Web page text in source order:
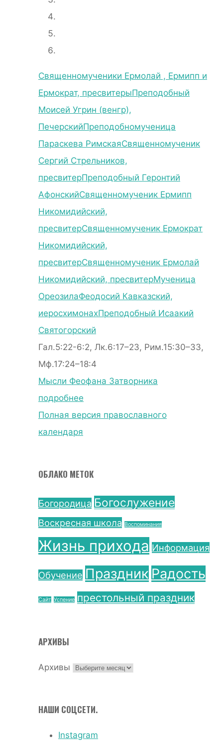
Священномученики Ермолай , Ермипп и
Ермократ, пресвитерыПреподобный
Моисей Угрин (венгр),
ПечерскийПреподобномученица
Параскева РимскаяСвященномученик
Сергий Стрельников,
пресвитерПреподобный Геронтий
АфонскийСвященномученик Ермипп
Никомидийский,
пресвитерСвященномученик Ермократ
Никомидийский,
пресвитерСвященномученик Ермолай
Никомидийский, пресвитерМученица
ОреозилаФеодосий Кавказский,
иеросхимонахПреподобный Исаакий
Святогорский
Гал.5:22-6:2, Лк.6:17–23, Рим.15:30–33,
Мф.17:24–18:4
Мысли Феофана Затворника
подробнее
Полная версия православного
календаря
ОБЛАКО МЕТОК
Богородица Богослужение
Воскресная школа Воспоминания
Жизнь прихода Информация
Обучение Праздник Радость
Сайт Успение престольный праздник
АРХИВЫ
Архивы
НАШИ СОЦСЕТИ.
Instagram